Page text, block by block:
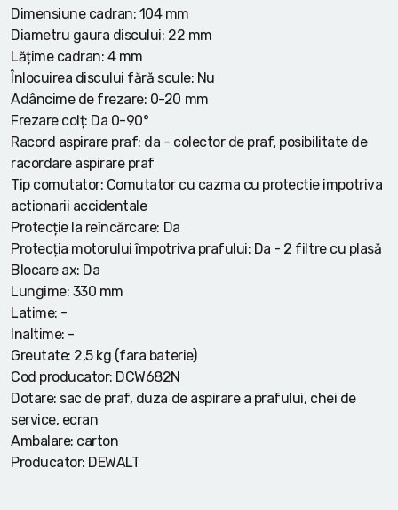
Dimensiune cadran: 104 mm
Diametru gaura discului: 22 mm
Lățime cadran: 4 mm
Înlocuirea discului fără scule: Nu
Adâncime de frezare: 0-20 mm
Frezare colț: Da 0-90°
Racord aspirare praf: da - colector de praf, posibilitate de
racordare aspirare praf
Tip comutator: Comutator cu cazma cu protectie impotriva
actionarii accidentale
Protecție la reîncărcare: Da
Protecția motorului împotriva prafului: Da - 2 filtre cu plasă
Blocare ax: Da
Lungime: 330 mm
Latime: -
Inaltime: -
Greutate: 2,5 kg (fara baterie)
Cod producator: DCW682N
Dotare: sac de praf, duza de aspirare a prafului, chei de
service, ecran
Ambalare: carton
Producator: DEWALT